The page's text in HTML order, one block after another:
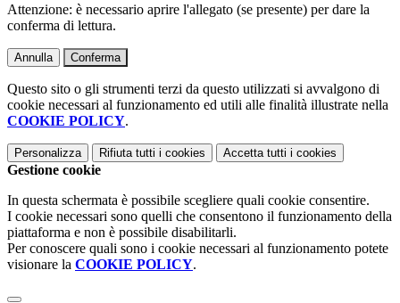
Attenzione: è necessario aprire l'allegato (se presente) per dare la
conferma di lettura.
Annulla Conferma
Questo sito o gli strumenti terzi da questo utilizzati si avvalgono di
cookie necessari al funzionamento ed utili alle finalità illustrate nella
COOKIE POLICY.
Personalizza Rifiuta tutti i cookies Accetta tutti i cookies
Gestione cookie
In questa schermata è possibile scegliere quali cookie consentire.
I cookie necessari sono quelli che consentono il funzionamento della
piattaforma e non è possibile disabilitarli.
Per conoscere quali sono i cookie necessari al funzionamento potete
visionare la COOKIE POLICY.